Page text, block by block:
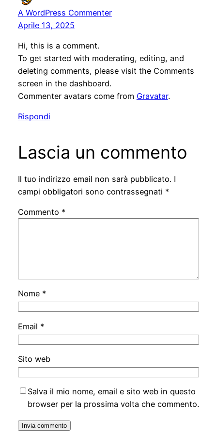
A WordPress Commenter
Aprile 13, 2025
Hi, this is a comment.
To get started with moderating, editing, and
deleting comments, please visit the Comments
screen in the dashboard.
Commenter avatars come from Gravatar.
Rispondi
Lascia un commento
Il tuo indirizzo email non sarà pubblicato. I
campi obbligatori sono contrassegnati *
Commento *
Nome *
Email *
Sito web
Salva il mio nome, email e sito web in questo
browser per la prossima volta che commento.